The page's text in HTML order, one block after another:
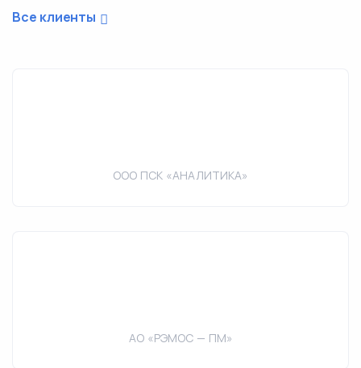
Все клиенты
ООО ПСК «АНАЛИТИКА»
АО «РЭМОС — ПМ»